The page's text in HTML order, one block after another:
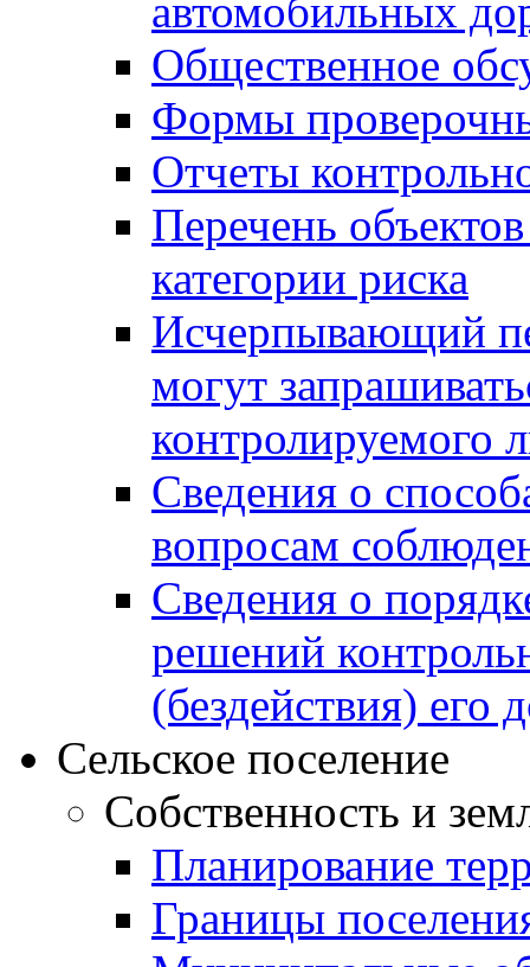
автомобильных
Общественное
Формы
Отчеты
Перечень
категории риска
Исчерпывающий
могут
контролируемого
Сведения о
вопросам
Сведения о
решений
(бездействия) его
Сельское поселение
Собственность и
Планирование
Границы